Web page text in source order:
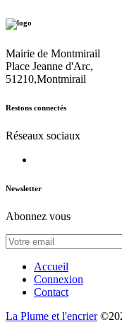
Mairie de Montmirail
Place Jeanne d'Arc,
51210,Montmirail
Restons connectés
Réseaux sociaux
Newsletter
Abonnez vous
Accueil
Connexion
Contact
La Plume et l'encrier